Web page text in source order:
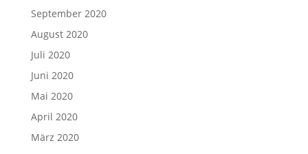
September 2020
August 2020
Juli 2020
Juni 2020
Mai 2020
April 2020
März 2020